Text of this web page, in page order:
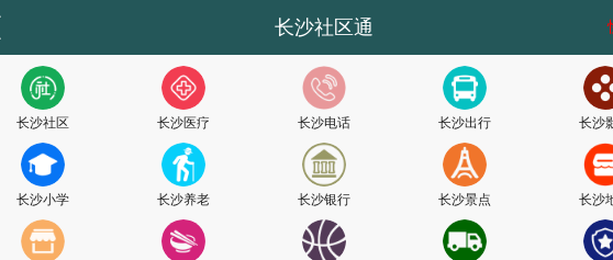
长沙社区通
长沙社区 长沙医疗 长沙电话 长沙出行 长沙
长沙小学 长沙养老 长沙银行 长沙景点 长沙